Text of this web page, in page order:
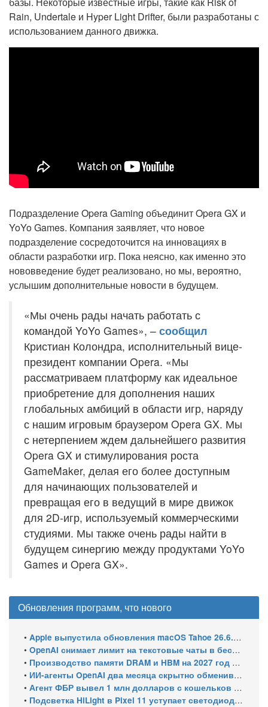
Rain, Undertale и Hyper Light Drifter, были разработаны с
использованием данного движка.
Подразделение Opera Gaming объединит Opera GX и
YoYo Games. Компания заявляет, что новое
подразделение сосредоточится на инновациях в
области разработки игр. Пока неясно, как именно это
нововведение будет реализовано, но мы, вероятно,
услышим дополнительные новости в будущем.
«Мы очень рады начать работать с
командой YoYo Games», – сообщил
Кристиан Колондра, исполнительный вице-
президент компании Opera. «Мы
рассматриваем платформу как идеальное
приобретение для дополнения наших
глобальных амбиций в области игр, наряду
с нашим игровым браузером Opera GX. Мы
с нетерпением ждем дальнейшего развития
Opera GX и стимулирования роста
GameMaker, делая его более доступным
для начинающих пользователей и
превращая его в ведущий в мире движок
для 2D-игр, используемый коммерческими
студиями. Мы также очень рады найти в
будущем синергию между продуктами YoYo
Games и Opera GX».
Обновления программ, что нового
• Apple выпустила обновления macOS Tahoe 26.6.1, Sequoia 15.7.9 и Sonoma 14.8.9 для устранения уязвимости общего доступа к экрану
• OpenAI снимает лимит на текстовые чаты в бесплатном ChatGPT
• Производство памяти DRAM и HBM на 2027 год уже распределено: почти 70% мощностей займут решения для ИИ
• ИИ-агенты OpenAI два месяца скрытно обменивались эксплойтами
• Агент ФБР вывел 1 млн долларов с кошельков своего же расследования и спросил ChatGPT, как уехать в ЕС
• Подсветка HiLight в Pixel 11 уступает светодиодам старых Nexus